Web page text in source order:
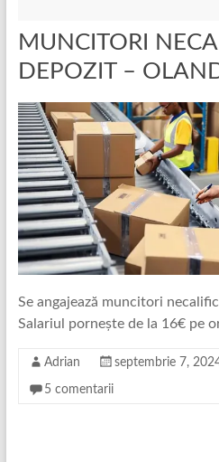
MUNCITORI
DEPOZIT –
Se angajează muncitori
Salariul pornește de la 16€ pe
Adrian septembrie 7,
5 comentarii